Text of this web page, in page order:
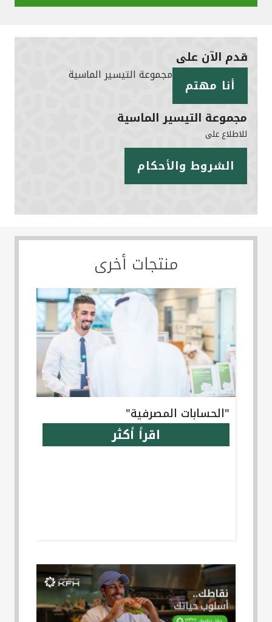
قدم الآن على
مجموعة التيسير الماسية
أنا مهتم
مجموعة التيسير الماسية
للاطلاع على
الشروط والأحكام
منتجات أخرى
"الحسابات المصرفية"
اقرأ أكثر